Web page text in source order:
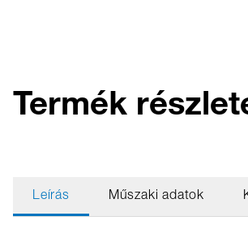
Termék
Leírás Műszaki adatok